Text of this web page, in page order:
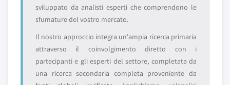
sviluppato da analisti esperti che comprendono le
sfumature del vostro mercato.
Il nostro approccio integra un'ampia ricerca primaria
attraverso il coinvolgimento diretto con i
partecipanti e gli esperti del settore, completata da
una ricerca secondaria completa proveniente da